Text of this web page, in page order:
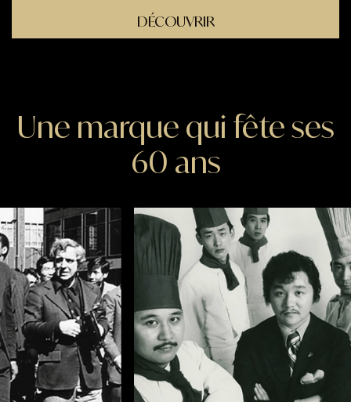
DÉCOUVRIR
Une marque qui fête ses
60 ans